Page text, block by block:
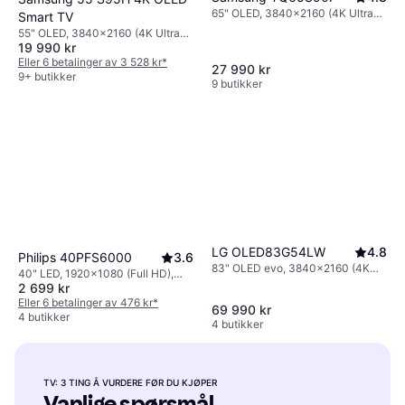
Smart TV
55" OLED, 3840x2160 (4K Ultra
HD)
19 990 kr
Eller 6 betalinger av 3 528 kr*
9+ butikker
65" OLED, 3840x2160 (4K Ultra
27 990 kr
9 butikker
Philips 40PFS6000 3.6
40" LED, 1920x1080 (Full HD),
Smart TV
2 699 kr
Eller 6 betalinger av 476 kr*
4 butikker
LG OLED83G54LW 4.8
83" OLED evo, 3840x2160 (4K
69 990 kr
4 butikker
eksterne høyttalere eller streaming fra
mobilenheter.
TV: 3 TING Å VURDERE FØR DU KJØPER